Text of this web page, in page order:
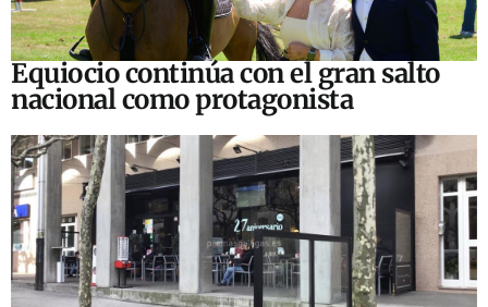
Equiocio continúa con el gran salto
nacional como protagonista